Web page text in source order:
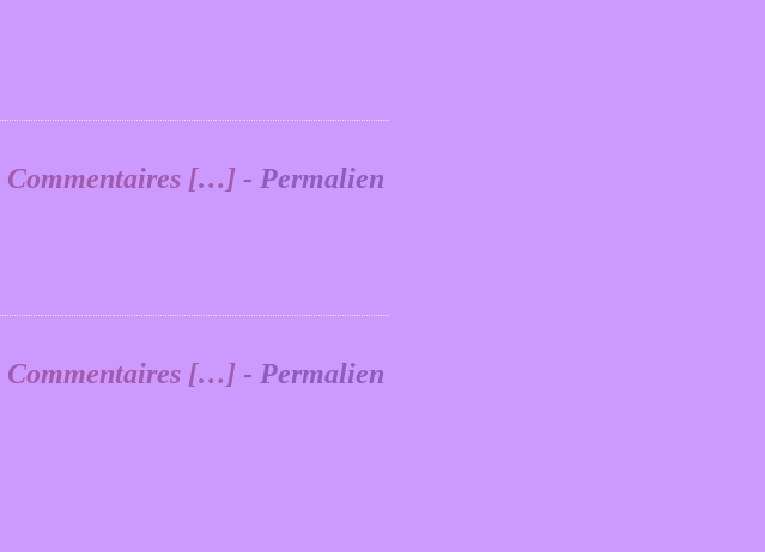
Commentaires […] - Permalien
Commentaires […] - Permalien